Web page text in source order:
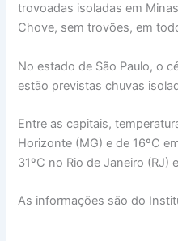
trovoadas isoladas em
Chove, sem trovões, em
No estado de São Paulo, o
estão previstas chuvas
Entre as capitais,
Horizonte (MG) e de 16ºC
31ºC no Rio de Janeiro (RJ)
As informações são do